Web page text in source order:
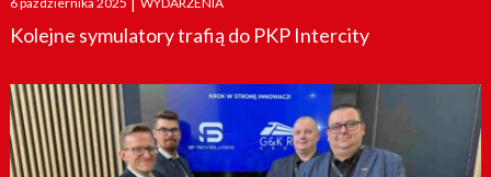
on
|
Kolejne symulatory trafią do PKP Intercity